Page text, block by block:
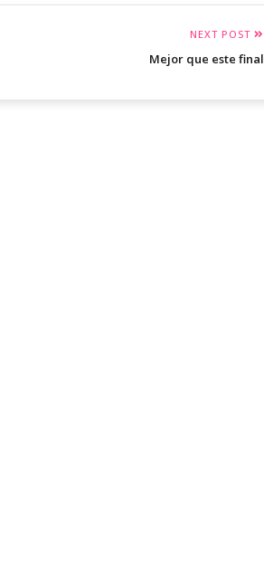
NEXT POST
Mejor que este final